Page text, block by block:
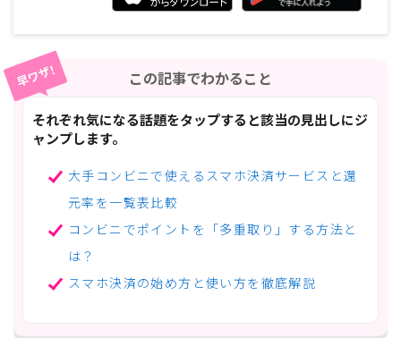
早ワザ! この記事でわかること
それぞれ気になる話題をタップすると該当の見出しにジ
ャンプします。
大手コンビニで使えるスマホ決済サービスと還
元率を一覧表比較
コンビニでポイントを「多重取り」する方法と
は？
スマホ決済の始め方と使い方を徹底解説